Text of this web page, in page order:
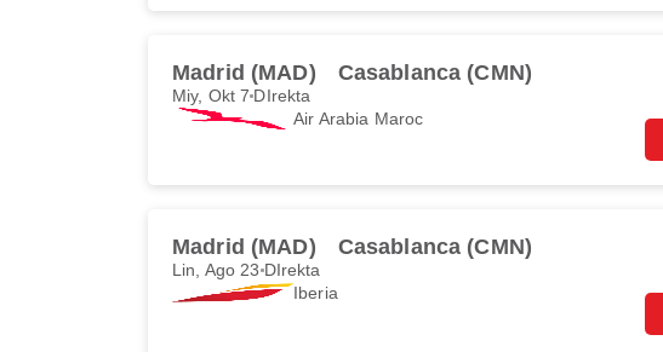
Madrid (MAD) Casablanca (CMN)
Miy, Okt 7 DIrekta
Air Arabia Maroc
Madrid (MAD) Casablanca (CMN)
Lin, Ago 23 DIrekta
Iberia